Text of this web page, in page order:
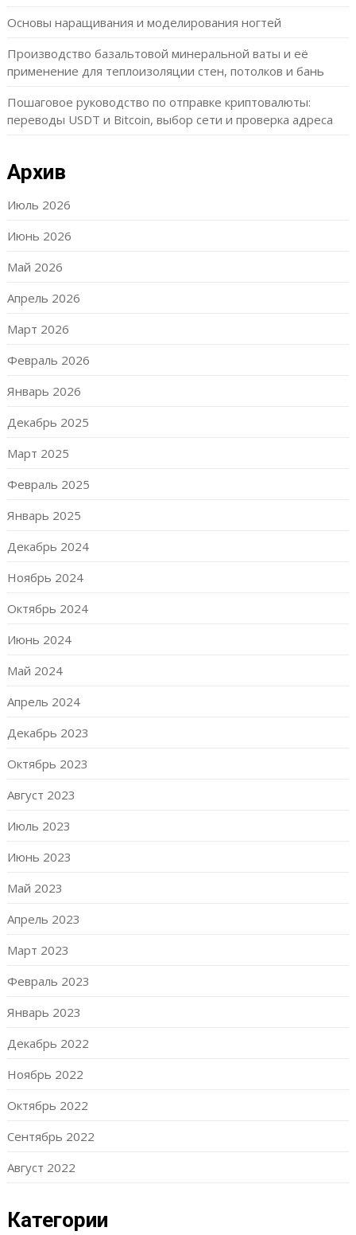
Основы наращивания и моделирования ногтей
Производство базальтовой минеральной ваты и её
применение для теплоизоляции стен, потолков и бань
Пошаговое руководство по отправке криптовалюты:
переводы USDT и Bitcoin, выбор сети и проверка адреса
Архив
Июль 2026
Июнь 2026
Май 2026
Апрель 2026
Март 2026
Февраль 2026
Январь 2026
Декабрь 2025
Март 2025
Февраль 2025
Январь 2025
Декабрь 2024
Ноябрь 2024
Октябрь 2024
Июнь 2024
Май 2024
Апрель 2024
Декабрь 2023
Октябрь 2023
Август 2023
Июль 2023
Июнь 2023
Май 2023
Апрель 2023
Март 2023
Февраль 2023
Январь 2023
Декабрь 2022
Ноябрь 2022
Октябрь 2022
Сентябрь 2022
Август 2022
Категории